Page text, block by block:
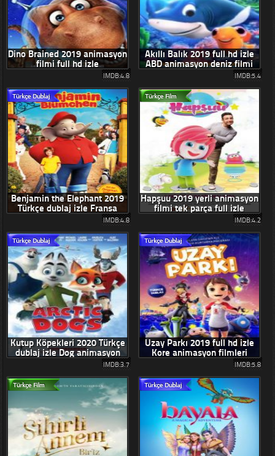
Dino Brained 2019 animasyon
filmi full hd izle
IMDB:4.8
Akıllı Balık 2019 full hd izle
ABD animasyon deniz filmi
IMDB:5.4
Benjamin the Elephant 2019
Türkçe dublaj izle Fransa
IMDB:4.8
Hapşuu 2019 yerli animasyon
filmi tek parça full izle
IMDB:4.2
Kutup Köpekleri 2020 Türkçe
dublaj izle Dog animasyon
IMDB:3.7
Uzay Parkı 2019 full hd izle
Kore animasyon filmleri
IMDB:5.8